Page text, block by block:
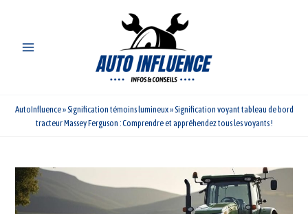
AutoInfluence»Signification témoins lumineux»Signification voyant tableau de bord
tracteur Massey Ferguson : Comprendre et appréhendez tous les voyants !